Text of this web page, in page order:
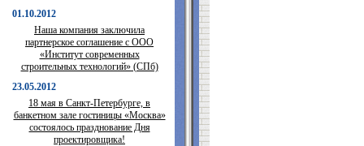
01.10.2012
Наша компания заключила
партнерское соглашение с ООО
«Институт современных
строительных технологий» (СПб)
23.05.2012
18 мая в Санкт-Петербурге, в
банкетном зале гостиницы «Москва»
состоялось празднование Дня
проектировщика!